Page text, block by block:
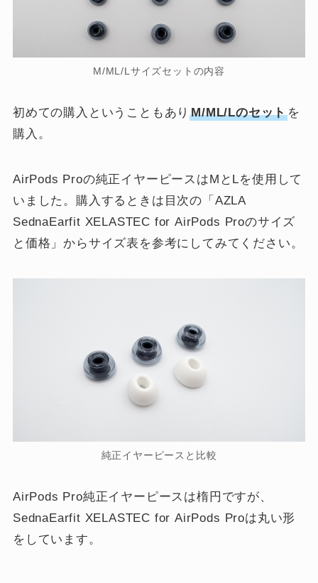
M/ML/Lサイズセットの内容
初めての購入ということもありM/ML/Lのセットを
購入。
AirPods Proの純正イヤーピースはMとLを使用して
いました。購入するときは目次の「AZLA
SednaEarfit XELASTEC for AirPods Proのサイズ
と価格」からサイズ表を参考にしてみてください。
純正イヤーピースと比較
AirPods Pro純正イヤーピースは楕円ですが、
SednaEarfit XELASTEC for AirPods Proは丸い形
をしています。